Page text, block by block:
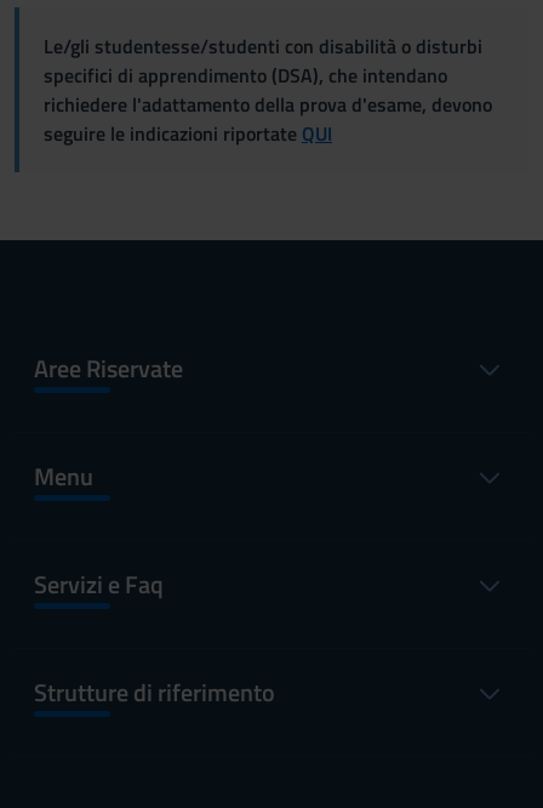
Le/gli studentesse/studenti con disabilità o disturbi
specifici di apprendimento (DSA), che intendano
richiedere l'adattamento della prova d'esame, devono
seguire le indicazioni riportate QUI
Aree Riservate
Menu
Servizi e Faq
Strutture di riferimento